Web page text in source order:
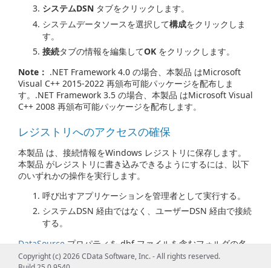
システムDSN タブをクリックします。
システムデータソースを選択して構成をクリックしま
す。
接続タブの情報を編集してOK をクリックします。
Note： .NET Framework 4.0 の場合、本製品 はMicrosoft
Visual C++ 2015-2022 再頒布可能パッケージを配布しま
す。.NET Framework 3.5 の場合、本製品 はMicrosoft Visual
C++ 2008 再頒布可能パッケージを配布します。
レジストリへのアクセスの確保
本製品 は、接続情報をWindows レジストリに保存します。
本製品 がレジストリに書き込みできるようにするには、以下
のいずれかの操作を実行します。
呼び出すアプリケーションを管理者として実行する。
システムDSN 経由ではなく、ユーザーDSN 経由で接続
する。
DataSource プロパティを.dbf ファイルを含むフォルダの名
前に設定する必要があります。.dbf 以外の拡張子を持つ
Copyright (c) 2026 CData Software, Inc. - All rights reserved.